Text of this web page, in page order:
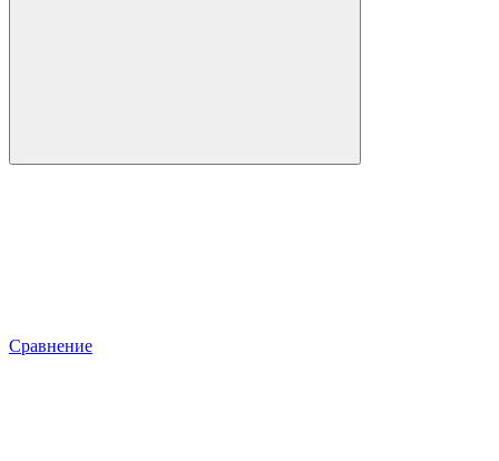
Сравнение